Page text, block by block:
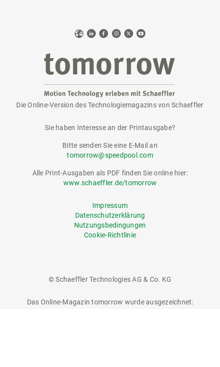
WebLinkedIn
Facebook
Instagram
X YouTube
tomorrow
Die Online-Version des Technologiemagazins von Schaeffler
Sie haben Interesse an der Printausgabe?
Bitte senden Sie eine E-Mail an
tomorrow@speedpool.com
Alle Print-Ausgaben als PDF finden Sie online hier:
www.schaeffler.de/tomorrow
Impressum
Datenschutzerklärung
Nutzungsbedingungen
Cookie-Richtlinie
© Schaeffler Technologies AG & Co. KG
Das Online-Magazin tomorrow wurde ausgezeichnet: